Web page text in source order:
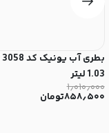
1.03 لیتر
۱٫۰۱۰٫۰۰۰
۸۵۸٫۵۰۰تومان